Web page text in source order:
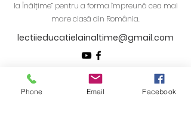
la Înălțime” pentru a forma împreună cea mai
mare clasă din România.
lectiieducatielainaltime@gmail.com
Clasa ta ar dori sa intre în direct pe Zoom la lecțiile
”Educație la Înălțime”?
Phone Email Facebook